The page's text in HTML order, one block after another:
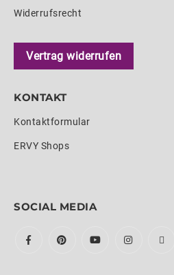
Widerrufsrecht
Vertrag widerrufen
KONTAKT
Kontaktformular
ERVY Shops
SOCIAL MEDIA